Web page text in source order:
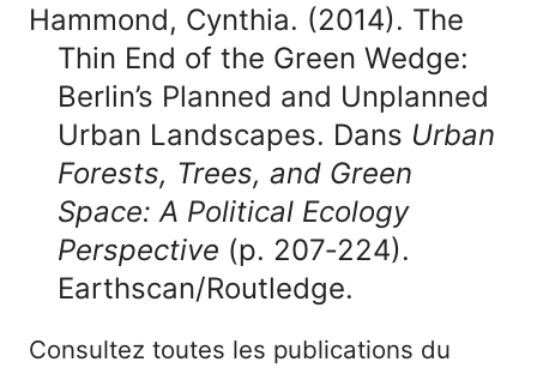
Hammond, Cynthia. (2014). The
Thin End of the Green Wedge:
Berlin’s Planned and Unplanned
Urban Landscapes. Dans Urban
Forests, Trees, and Green
Space: A Political Ecology
Perspective (p. 207‑224).
Earthscan/Routledge.
Consultez toutes les publications du